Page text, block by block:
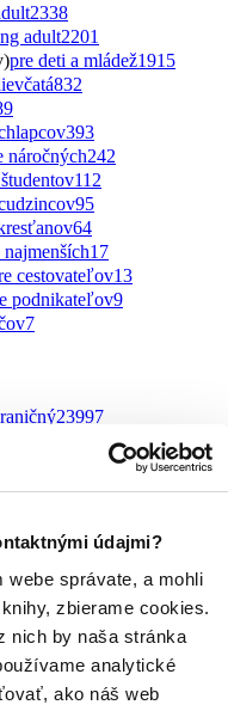
údajmi?
webe správate, a mohli
zbierame cookies.
nich by naša stránka
analytické
ako náš web
2338
adult2201
pre deti a mládež1915
832
393
náročných242
112
95
64
najmenších17
cestovateľov13
podnikateľov9
7
23997
8149
Spojené kráľovstvo7345
1517
634
448